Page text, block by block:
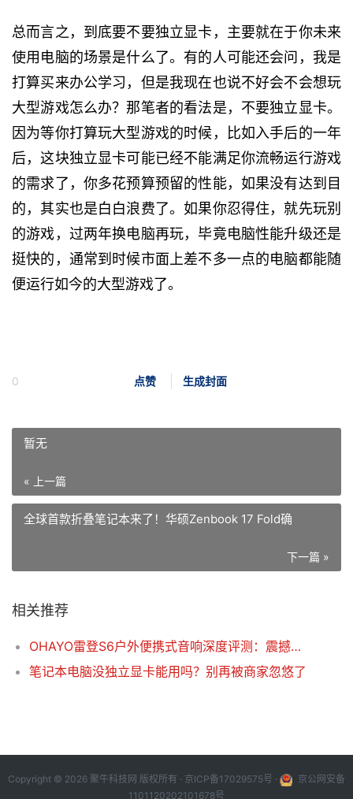
总而言之，到底要不要独立显卡，主要就在于你未来
使用电脑的场景是什么了。有的人可能还会问，我是
打算买来办公学习，但是我现在也说不好会不会想玩
大型游戏怎么办？那笔者的看法是，不要独立显卡。
因为等你打算玩大型游戏的时候，比如入手后的一年
后，这块独立显卡可能已经不能满足你流畅运行游戏
的需求了，你多花预算预留的性能，如果没有达到目
的，其实也是白白浪费了。如果你忍得住，就先玩别
的游戏，过两年换电脑再玩，毕竟电脑性能升级还是
挺快的，通常到时候市面上差不多一点的电脑都能随
便运行如今的大型游戏了。
点赞 生成封面
0
暂无
« 上一篇
全球首款折叠笔记本来了！华硕Zenbook 17 Fold确
下一篇 »
相关推荐
OHAYO雷登S6户外便携式音响深度评测：震撼音质，全场景音乐伴侣
笔记本电脑没独立显卡能用吗？别再被商家忽悠了
Copyright © 2026 聚牛科技网 版权所有 · 京ICP备17029575号 ·
京公网安备
1101120202101678号